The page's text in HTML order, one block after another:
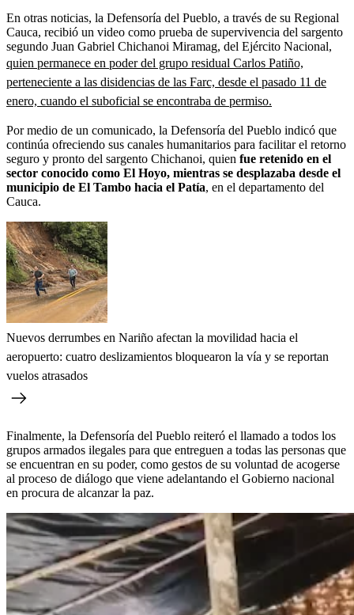
En otras noticias, la Defensoría del Pueblo, a través de su Regional
Cauca, recibió un video como prueba de supervivencia del sargento
segundo Juan Gabriel Chichanoi Miramag, del Ejército Nacional,
quien permanece en poder del grupo residual Carlos Patiño,
perteneciente a las disidencias de las Farc, desde el pasado 11 de
enero, cuando el suboficial se encontraba de permiso.
Por medio de un comunicado, la Defensoría del Pueblo indicó que
continúa ofreciendo sus canales humanitarios para facilitar el retorno
seguro y pronto del sargento Chichanoi, quien fue retenido en el
sector conocido como El Hoyo, mientras se desplazaba desde el
municipio de El Tambo hacia el Patía, en el departamento del
Cauca.
Nuevos derrumbes en Nariño afectan la movilidad hacia el
aeropuerto: cuatro deslizamientos bloquearon la vía y se reportan
vuelos atrasados
Finalmente, la Defensoría del Pueblo reiteró el llamado a todos los
grupos armados ilegales para que entreguen a todas las personas que
se encuentran en su poder, como gestos de su voluntad de acogerse
al proceso de diálogo que viene adelantando el Gobierno nacional
en procura de alcanzar la paz.